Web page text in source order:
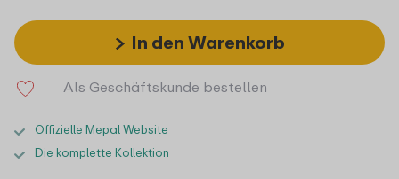
In den Warenkorb
Als Geschäftskunde bestellen
Offizielle Mepal Website
Die komplette Kollektion